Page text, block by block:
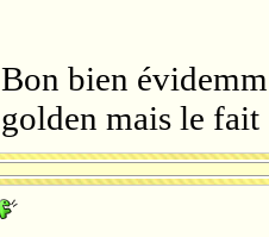
Bon bien
golden mais le